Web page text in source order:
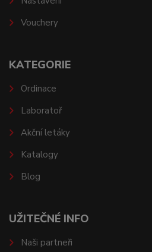
Vouchery
KATEGORIE
Ordinace
Laboratoř
Akční letáky
Katalogy
Blog
UŽITEČNÉ INFO
Naši partneři